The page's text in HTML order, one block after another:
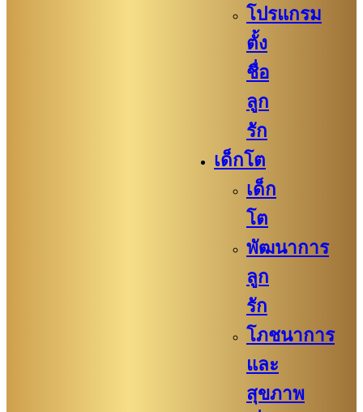
โปรแกรม
ตั้ง
ชื่อ
ลูก
รัก
เด็กโต
เด็ก
โต
พัฒนาการ
ลูก
รัก
โภชนาการ
และ
สุขภาพ